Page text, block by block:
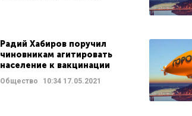
Радий Хабиров поручил
чиновникам агитировать
население к вакцинации
Общество 10:3417.05.2021